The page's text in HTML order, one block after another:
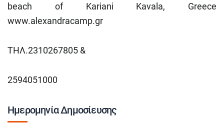
beach of Kariani Kavala, Greece
www.alexandracamp.gr
ΤΗΛ.2310267805 &
2594051000
Ημερομηνία Δημοσίευσης